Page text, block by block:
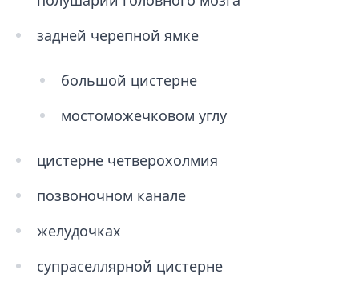
задней черепной ямке
большой цистерне
мостоможечковом углу
цистерне четверохолмия
позвоночном канале
желудочках
супраселлярной цистерне